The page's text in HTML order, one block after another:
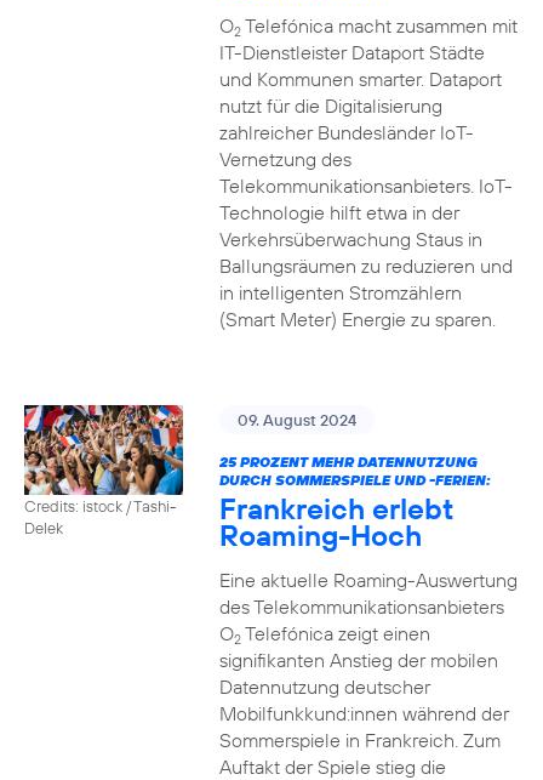
O2Telefónica macht zusammen mit
IT-Dienstleister Dataport Städte
und Kommunen smarter. Dataport
nutzt für die Digitalisierung
zahlreicher Bundesländer IoT-
Vernetzung des
Telekommunikationsanbieters. IoT-
Technologie hilft etwa in der
Verkehrsüberwachung Staus in
Ballungsräumen zu reduzieren und
in intelligenten Stromzählern
(Smart Meter) Energie zu sparen.
Credits: istock / Tashi-
Delek
09. August 2024
25 PROZENT MEHR DATENNUTZUNG
DURCH SOMMERSPIELE UND -FERIEN:
Frankreich erlebt
Roaming-Hoch
Eine aktuelle Roaming-Auswertung
des Telekommunikationsanbieters
O2Telefónica zeigt einen
signifikanten Anstieg der mobilen
Datennutzung deutscher
Mobilfunkkund:innen während der
Sommerspiele in Frankreich. Zum
Auftakt der Spiele stieg die